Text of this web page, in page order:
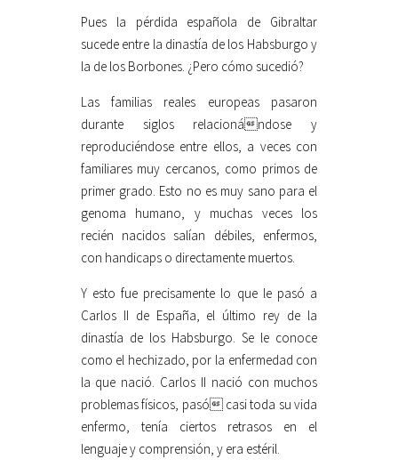
Pues la pérdida española de Gibraltar
sucede entre la dinastía de los Habsburgo y
la de los Borbones. ¿Pero cómo sucedió?
Las familias reales europeas pasaron
durante siglos relacionándose y
reproduciéndose entre ellos, a veces con
familiares muy cercanos, como primos de
primer grado. Esto no es muy sano para el
genoma humano, y muchas veces los
recién nacidos salían débiles, enfermos,
con handicaps o directamente muertos.
Y esto fue precisamente lo que le pasó a
Carlos II de España, el último rey de la
dinastía de los Habsburgo. Se le conoce
como el hechizado, por la enfermedad con
la que nació. Carlos II nació con muchos
problemas físicos, pasó casi toda su vida
enfermo, tenía ciertos retrasos en el
lenguaje y comprensión, y era estéril.